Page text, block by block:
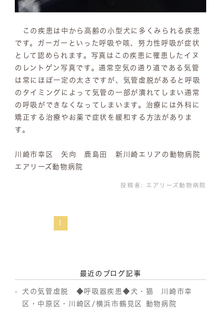
この疾患は中から高齢の小型犬に多くみられる疾患
です。ガーガーといった呼吸や咳、努力性呼吸が症状
として認められます。写真はこの疾患に罹患したイヌ
のレントゲン写真です。通常空気の通り道である気管
は常にほぼ一定の太さですが、気管虚脱があると呼吸
のタイミングによって気管の一部が潰れてしまい通常
の呼吸ができなくなってしまいます。治療には外科に
矯正する治療やお薬で症状を緩和する方法がありま
す。
川崎市幸区 矢向 鹿島田 新川崎エリアの動物病院
エアリーズ動物病院
投稿者: エアリーズ動物病院
1
最近のブログ記事
犬の気管虚脱 ◆呼吸器疾患◆犬・猫 川崎市幸
区・中原区・川崎区/横浜市鶴見区 動物病院